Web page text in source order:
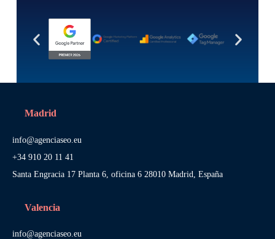
Madrid
info@agenciaseo.eu
+34 910 20 11 41
Santa Engracia 17 Planta 6, oficina 6 28010 Madrid, España
Valencia
info@agenciaseo.eu